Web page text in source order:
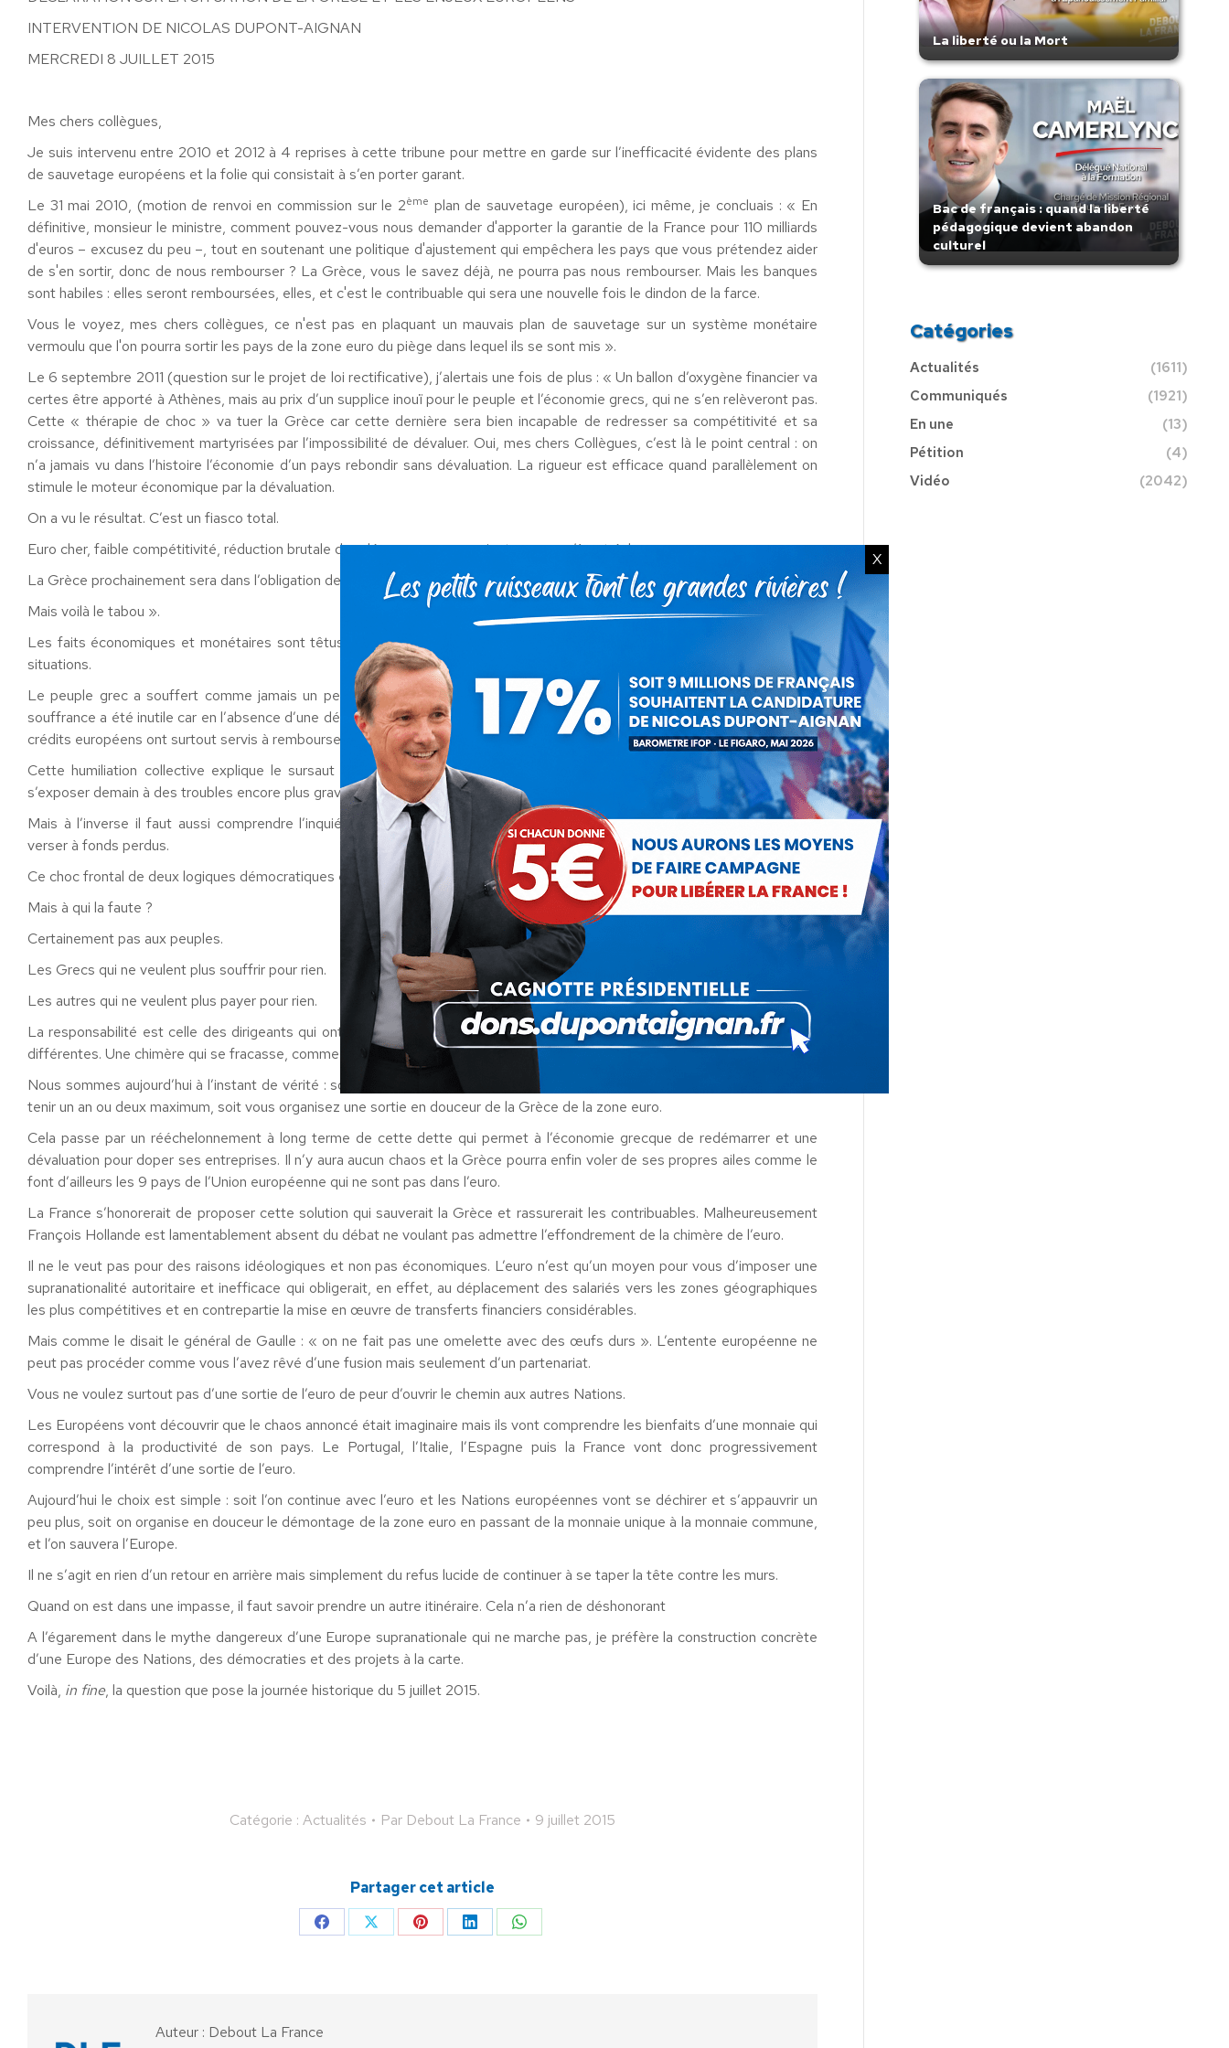
INTERVENTION DE NICOLAS DUPONT-AIGNAN
MERCREDI 8 JUILLET 2015
Mes chers collègues,
Je suis intervenu entre 2010 et 2012 à 4 reprises à cette tribune pour mettre en garde sur l’inefficacité évidente des plans
de sauvetage européens et la folie qui consistait à s’en porter garant.
Le 31 mai 2010, (motion de renvoi en commission sur le 2ème plan de sauvetage européen), ici même, je concluais : « En
définitive, monsieur le ministre, comment pouvez-vous nous demander d'apporter la garantie de la France pour 110 milliards
d'euros – excusez du peu –, tout en soutenant une politique d'ajustement qui empêchera les pays que vous prétendez aider
de s'en sortir, donc de nous rembourser ? La Grèce, vous le savez déjà, ne pourra pas nous rembourser. Mais les banques
sont habiles : elles seront remboursées, elles, et c'est le contribuable qui sera une nouvelle fois le dindon de la farce.
Vous le voyez, mes chers collègues, ce n'est pas en plaquant un mauvais plan de sauvetage sur un système monétaire
vermoulu que l'on pourra sortir les pays de la zone euro du piège dans lequel ils se sont mis ».
Le 6 septembre 2011 (question sur le projet de loi rectificative), j’alertais une fois de plus : « Un ballon d’oxygène financier va
certes être apporté à Athènes, mais au prix d’un supplice inouï pour le peuple et l’économie grecs, qui ne s’en relèveront pas.
Cette « thérapie de choc » va tuer la Grèce car cette dernière sera bien incapable de redresser sa compétitivité et sa
croissance, définitivement martyrisées par l’impossibilité de dévaluer. Oui, mes chers Collègues, c’est là le point central : on
n’a jamais vu dans l’histoire l’économie d’un pays rebondir sans dévaluation. La rigueur est efficace quand parallèlement on
stimule le moteur économique par la dévaluation.
On a vu le résultat. C’est un fiasco total.
Euro cher, faible compétitivité, réduction brutale des dépenses ne pouvaient mener qu’à cet échec.
La Grèce prochainement sera dans l’obligation de restructurer sa dette et de sortir de l’euro.
Mais voilà le tabou ».
Les faits économiques et monétaires sont têtus. Ce qui devait arriver arriva et aujourd’hui nous sommes dans la pire des
situations.
Le peuple grec a souffert comme jamais un peuple en temps de paix (PIB -25%, 60% de chômage des jeunes). Cette
souffrance a été inutile car en l’absence d’une dévaluation compétitive, elle n’a pas pu restaurer ses forces productives. Les
crédits européens ont surtout servis à rembourser les banques.
Cette humiliation collective explique le sursaut de dignité de dimanche dernier. Ne pas comprendre cette réalité, c’est
s’exposer demain à des troubles encore plus graves.
Mais à l’inverse il faut aussi comprendre l’inquiétude des contribuables français, allemands et autres qui ne veulent plus
verser à fonds perdus.
Ce choc frontal de deux logiques démocratiques également légitimes et tragiques pour l’Europe.
Mais à qui la faute ?
Certainement pas aux peuples.
Les Grecs qui ne veulent plus souffrir pour rien.
Les autres qui ne veulent plus payer pour rien.
La responsabilité est celle des dirigeants qui ont voulu plaquer l’euro sur des économies, des cultures et des démocraties
différentes. Une chimère qui se fracasse, comme l’avait prédit ici même Philippe Séguin, sur les réalités.
Nous sommes aujourd’hui à l’instant de vérité : soit vous mettez une rustine de plus (entre 30 et 50 milliards d’euros) pour
tenir un an ou deux maximum, soit vous organisez une sortie en douceur de la Grèce de la zone euro.
Cela passe par un rééchelonnement à long terme de cette dette qui permet à l’économie grecque de redémarrer et une
dévaluation pour doper ses entreprises. Il n’y aura aucun chaos et la Grèce pourra enfin voler de ses propres ailes comme le
font d’ailleurs les 9 pays de l’Union européenne qui ne sont pas dans l’euro.
La France s’honorerait de proposer cette solution qui sauverait la Grèce et rassurerait les contribuables. Malheureusement
François Hollande est lamentablement absent du débat ne voulant pas admettre l’effondrement de la chimère de l’euro.
Il ne le veut pas pour des raisons idéologiques et non pas économiques. L’euro n’est qu’un moyen pour vous d’imposer une
supranationalité autoritaire et inefficace qui obligerait, en effet, au déplacement des salariés vers les zones géographiques
les plus compétitives et en contrepartie la mise en œuvre de transferts financiers considérables.
Mais comme le disait le général de Gaulle : « on ne fait pas une omelette avec des œufs durs ». L’entente européenne ne
peut pas procéder comme vous l’avez rêvé d’une fusion mais seulement d’un partenariat.
Vous ne voulez surtout pas d’une sortie de l’euro de peur d’ouvrir le chemin aux autres Nations.
Les Européens vont découvrir que le chaos annoncé était imaginaire mais ils vont comprendre les bienfaits d’une monnaie qui
correspond à la productivité de son pays. Le Portugal, l’Italie, l’Espagne puis la France vont donc progressivement
comprendre l’intérêt d’une sortie de l’euro.
Aujourd’hui le choix est simple : soit l’on continue avec l’euro et les Nations européennes vont se déchirer et s’appauvrir un
peu plus, soit on organise en douceur le démontage de la zone euro en passant de la monnaie unique à la monnaie commune,
et l’on sauvera l’Europe.
Il ne s’agit en rien d’un retour en arrière mais simplement du refus lucide de continuer à se taper la tête contre les murs.
Quand on est dans une impasse, il faut savoir prendre un autre itinéraire. Cela n’a rien de déshonorant
A l’égarement dans le mythe dangereux d’une Europe supranationale qui ne marche pas, je préfère la construction concrète
d’une Europe des Nations, des démocraties et des projets à la carte.
Voilà, in fine, la question que pose la journée historique du 5 juillet 2015.
Catégorie : Actualités Par Debout La France 9 juillet 2015
Partager cet article
PartagerPartagerPartagerPartagerPartager
Auteur : Debout La France
La liberté ou la Mort
Bac de français : quand la liberté
pédagogique devient abandon
culturel
Catégories
Actualités
(1611)
Communiqués
(1921)
En une
(13)
Pétition
(4)
Vidéo
(2042)
X